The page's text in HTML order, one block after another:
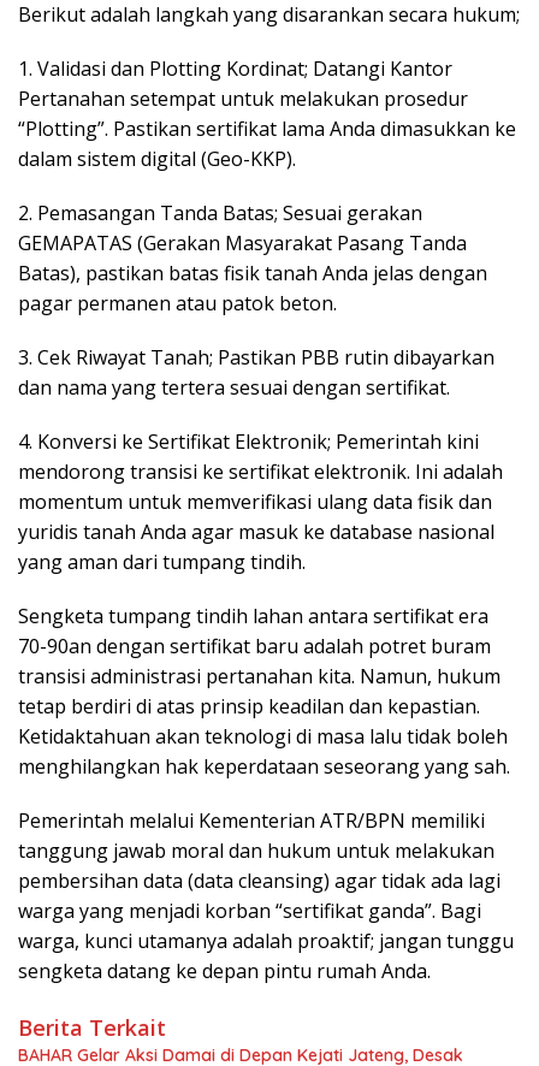
Berikut adalah langkah yang disarankan secara hukum;
1. Validasi dan Plotting Kordinat; Datangi Kantor
Pertanahan setempat untuk melakukan prosedur
“Plotting”. Pastikan sertifikat lama Anda dimasukkan ke
dalam sistem digital (Geo-KKP).
2. Pemasangan Tanda Batas; Sesuai gerakan
GEMAPATAS (Gerakan Masyarakat Pasang Tanda
Batas), pastikan batas fisik tanah Anda jelas dengan
pagar permanen atau patok beton.
3. Cek Riwayat Tanah; Pastikan PBB rutin dibayarkan
dan nama yang tertera sesuai dengan sertifikat.
4. Konversi ke Sertifikat Elektronik; Pemerintah kini
mendorong transisi ke sertifikat elektronik. Ini adalah
momentum untuk memverifikasi ulang data fisik dan
yuridis tanah Anda agar masuk ke database nasional
yang aman dari tumpang tindih.
Sengketa tumpang tindih lahan antara sertifikat era
70-90an dengan sertifikat baru adalah potret buram
transisi administrasi pertanahan kita. Namun, hukum
tetap berdiri di atas prinsip keadilan dan kepastian.
Ketidaktahuan akan teknologi di masa lalu tidak boleh
menghilangkan hak keperdataan seseorang yang sah.
Pemerintah melalui Kementerian ATR/BPN memiliki
tanggung jawab moral dan hukum untuk melakukan
pembersihan data (data cleansing) agar tidak ada lagi
warga yang menjadi korban “sertifikat ganda”. Bagi
warga, kunci utamanya adalah proaktif; jangan tunggu
sengketa datang ke depan pintu rumah Anda.
Berita Terkait
BAHAR Gelar Aksi Damai di Depan Kejati Jateng, Desak